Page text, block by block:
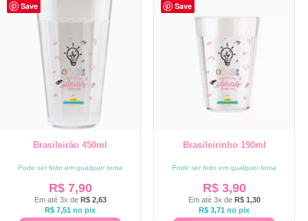
Save
Brasileirão 450ml
Pode ser feito em qualquer tema
R$7,90
Em até 3x de R$2,63
R$ 7,51 no pix
Save
Brasileirinho 190ml
Pode ser feito em qualquer tema
R$3,90
Em até 3x de R$1,30
R$ 3,71 no pix